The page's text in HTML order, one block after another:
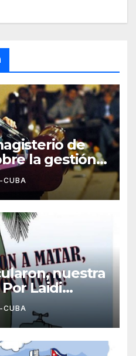
de
la gestión
Estévez
CUBA
nuestra
Laidi
CUBA